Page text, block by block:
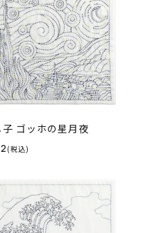
子 ゴッホの星月夜
(税込)